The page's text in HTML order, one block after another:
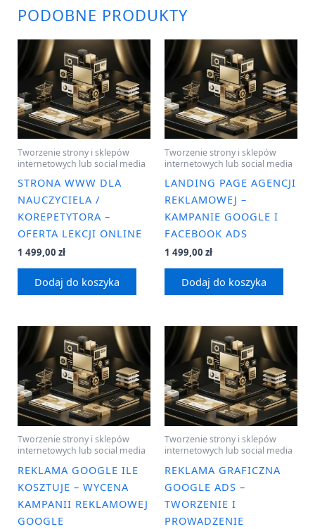
PODOBNE PRODUKTY
Tworzenie strony i sklepów
internetowych lub social media
STRONA WWW DLA
NAUCZYCIELA /
KOREPETYTORA –
OFERTA LEKCJI ONLINE
1 499,00 zł
Dodaj do koszyka
Tworzenie strony i sklepów
internetowych lub social media
LANDING PAGE AGENCJI
REKLAMOWEJ –
KAMPANIE GOOGLE I
FACEBOOK ADS
1 499,00 zł
Dodaj do koszyka
Tworzenie strony i sklepów
internetowych lub social media
REKLAMA GOOGLE ILE
KOSZTUJE – WYCENA
KAMPANII REKLAMOWEJ
GOOGLE
Tworzenie strony i sklepów
internetowych lub social media
REKLAMA GRAFICZNA
GOOGLE ADS –
TWORZENIE I
PROWADZENIE